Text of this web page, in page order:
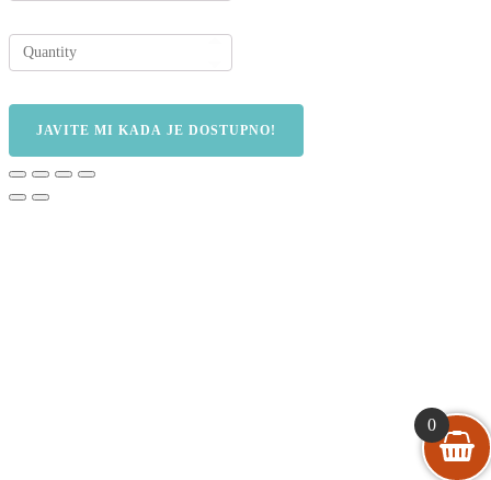
0
JAVITE MI KADA JE DOSTUPNO!